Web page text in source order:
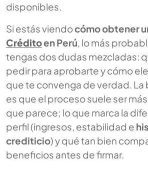
disponibles.
Si estás viendocómo obtener
Créditoen Perú, lo más
tengas dos dudas mezcladas:
pedir para aprobarte y cómo
que te convenga de verdad. La
es que el proceso suele ser
que parece; lo que marca la
perfil (ingresos, estabilidad e
crediticio) y qué tan bien
beneficios antes de firmar.